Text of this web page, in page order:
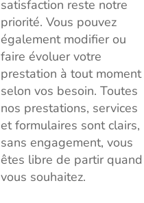
satisfaction reste notre
priorité. Vous pouvez
également modifier ou
faire évoluer votre
prestation à tout moment
selon vos besoin. Toutes
nos prestations, services
et formulaires sont clairs,
sans engagement, vous
êtes libre de partir quand
vous souhaitez.